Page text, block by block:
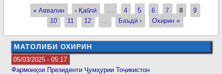
Страницы
« Аввалин ‹ Қаблӣ 4 5 6 7 8
9
10
11 12 Баъдӣ › Охирин »
МАТОЛИБИ ОХИРИН
05/03/2025 - 05:17
Фармонҳои Президенти Ҷумҳурии Тоҷикистон